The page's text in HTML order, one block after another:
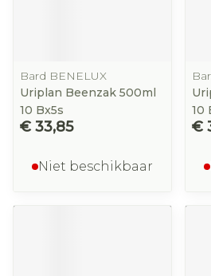
Bard BENELUX
Uriplan Beenzak 500ml
10 Bx5s
€ 33,85
Niet beschikbaar
10
€